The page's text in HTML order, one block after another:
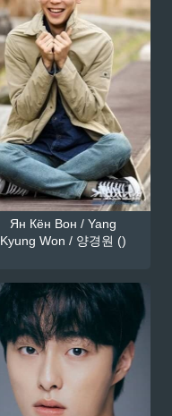
Ян Кён Вон / Yang
Kyung Won / 양경원 ()